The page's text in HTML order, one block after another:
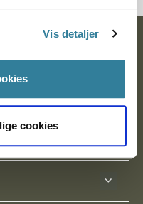
Vis detaljer
cookies